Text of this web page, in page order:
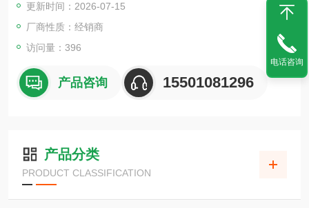
更新时间：2026-07-15
厂商性质：经销商
访问量：396
产品咨询 15501081296
产品分类
PRODUCT CLASSIFICATION
电话咨询